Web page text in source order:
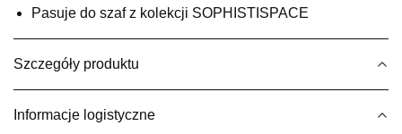
SALON MEBLOWY M JAK MEBLE
Salon meblowy
Nr tel.502668736
Pasuje do szaf z kolekcji SOPHISTISPACE
Szczegóły produktu
Informacje logistyczne